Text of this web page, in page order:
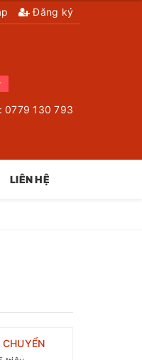
Đăng ký
0779 130 793
LIÊN HỆ